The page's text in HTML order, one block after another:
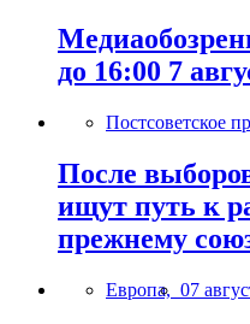
до 16:00 7
Постсоветское
После
ищут путь к
прежнему
Европа, 07